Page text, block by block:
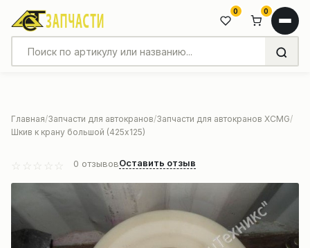
0 0
Главная Запчасти для автокранов Запчасти для автокранов XCMG
Шкив к крану большой (425х125)
0 отзывовОставить отзыв